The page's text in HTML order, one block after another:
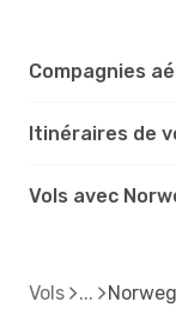
Compagnies
Itinéraires de
Vols avec
Vols